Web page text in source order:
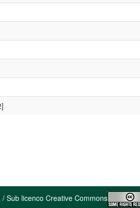
/ Sub licenco Creative Commons